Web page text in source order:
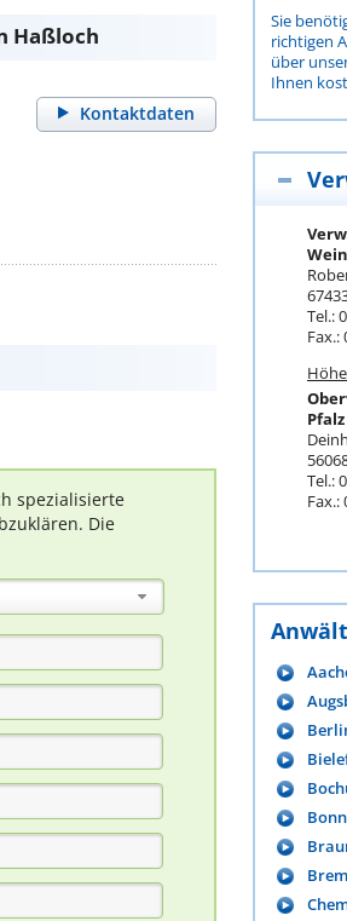
Haßloch
Kontaktdaten
spezialisierte
Die
Sie
richtigen
über
Ihnen
Tel.:
Fax.:
Pfalz
Tel.:
Fax.:
Bonn